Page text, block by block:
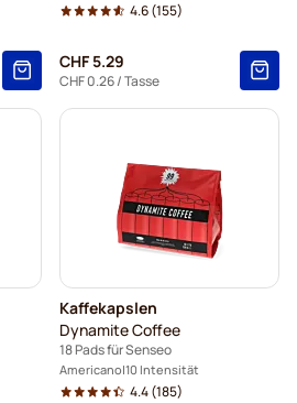
4.6(155)
CHF 5.29
CHF 0.26/ Tasse
Kaffekapslen
Dynamite Coffee
18 Pads für Senseo
Americano 10 Intensität
4.4(185)